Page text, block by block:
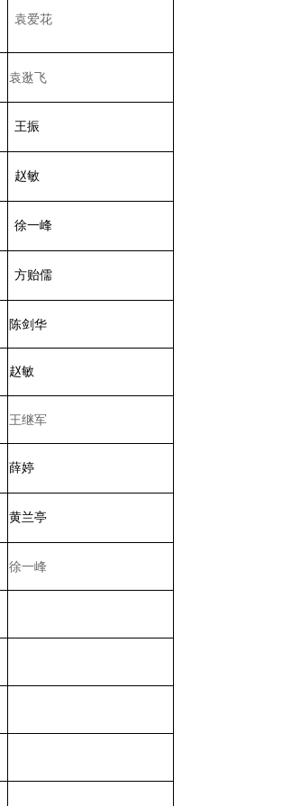
袁爱花
袁逖飞
王振
赵敏
徐一峰
方贻儒
陈剑华
赵敏
王继军
薛婷
黄兰亭
徐一峰